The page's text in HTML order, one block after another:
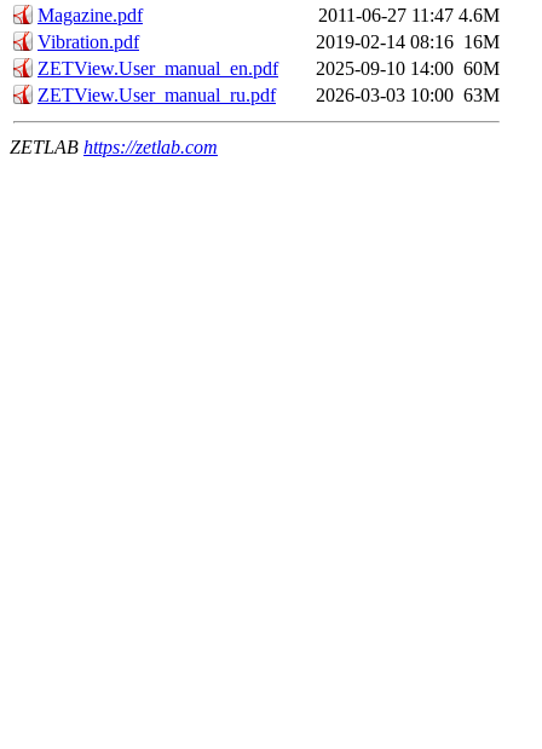
Magazine.pdf
2011-06-27 11:47 4.6M
Vibration.pdf
2019-02-14 08:16 16M
ZETView.User_manual_en.pdf
2025-09-10 14:00 60M
ZETView.User_manual_ru.pdf
2026-03-03 10:00 63M
ZETLAB https://zetlab.com